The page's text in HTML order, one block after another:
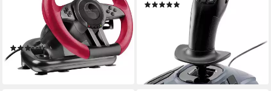
Gaming-Lenkrad (für
PS3/PS4, Xbox Series
X/S/One, Switch und PC)
(2)
ab 79,97 €
lieferbar - in 3-4 Werktagen bei dir
(20)
UVP 89,99 €
lieferbar - in 3-4 Werktagen bei dir